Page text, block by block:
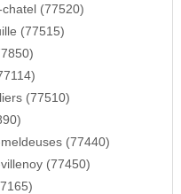
(77520)
(77515)
(77510)
(77440)
(77450)